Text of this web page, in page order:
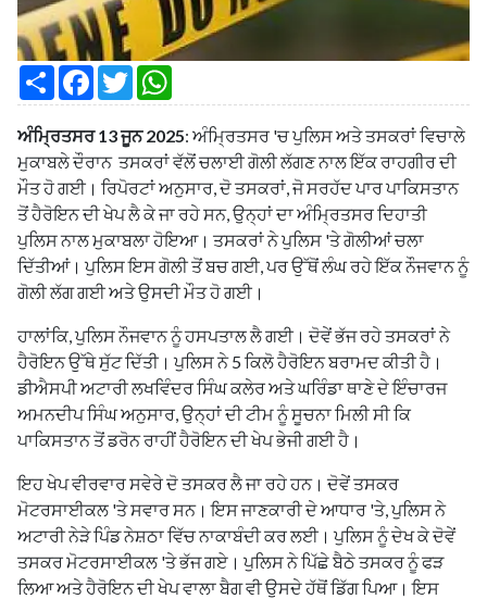
S
a
r
e
F
c
e
b
o
o
T
w
i
t
t
e
r
a
t
s
A
p
p
ਅੰਮ੍ਰਿਤਸਰ 13 ਜੂਨ 2025: ਅੰਮ੍ਰਿਤਸਰ 'ਚ ਪੁਲਿਸ ਅਤੇ ਤਸਕਰਾਂ ਵਿਚਾਲੇ
ਮੁਕਾਬਲੇ ਦੌਰਾਨ ਤਸਕਰਾਂ ਵੱਲੋਂ ਚਲਾਈ ਗੋਲੀ ਲੱਗਣ ਨਾਲ ਇੱਕ ਰਾਹਗੀਰ ਦੀ
ਮੌਤ ਹੋ ਗਈ। ਰਿਪੋਰਟਾਂ ਅਨੁਸਾਰ, ਦੋ ਤਸਕਰਾਂ, ਜੋ ਸਰਹੱਦ ਪਾਰ ਪਾਕਿਸਤਾਨ
ਤੋਂ ਹੈਰੋਇਨ ਦੀ ਖੇਪ ਲੈ ਕੇ ਜਾ ਰਹੇ ਸਨ, ਉਨ੍ਹਾਂ ਦਾ ਅੰਮ੍ਰਿਤਸਰ ਦਿਹਾਤੀ
ਪੁਲਿਸ ਨਾਲ ਮੁਕਾਬਲਾ ਹੋਇਆ। ਤਸਕਰਾਂ ਨੇ ਪੁਲਿਸ 'ਤੇ ਗੋਲੀਆਂ ਚਲਾ
ਦਿੱਤੀਆਂ। ਪੁਲਿਸ ਇਸ ਗੋਲੀ ਤੋਂ ਬਚ ਗਈ, ਪਰ ਉੱਥੋਂ ਲੰਘ ਰਹੇ ਇੱਕ ਨੌਜਵਾਨ ਨੂੰ
ਗੋਲੀ ਲੱਗ ਗਈ ਅਤੇ ਉਸਦੀ ਮੌਤ ਹੋ ਗਈ।
ਹਾਲਾਂਕਿ, ਪੁਲਿਸ ਨੌਜਵਾਨ ਨੂੰ ਹਸਪਤਾਲ ਲੈ ਗਈ। ਦੋਵੇਂ ਭੱਜ ਰਹੇ ਤਸਕਰਾਂ ਨੇ
ਹੈਰੋਇਨ ਉੱਥੇ ਸੁੱਟ ਦਿੱਤੀ। ਪੁਲਿਸ ਨੇ 5 ਕਿਲੋ ਹੈਰੋਇਨ ਬਰਾਮਦ ਕੀਤੀ ਹੈ।
ਡੀਐਸਪੀ ਅਟਾਰੀ ਲਖਵਿੰਦਰ ਸਿੰਘ ਕਲੇਰ ਅਤੇ ਘਰਿੰਡਾ ਥਾਣੇ ਦੇ ਇੰਚਾਰਜ
ਅਮਨਦੀਪ ਸਿੰਘ ਅਨੁਸਾਰ, ਉਨ੍ਹਾਂ ਦੀ ਟੀਮ ਨੂੰ ਸੂਚਨਾ ਮਿਲੀ ਸੀ ਕਿ
ਪਾਕਿਸਤਾਨ ਤੋਂ ਡਰੋਨ ਰਾਹੀਂ ਹੈਰੋਇਨ ਦੀ ਖੇਪ ਭੇਜੀ ਗਈ ਹੈ।
ਇਹ ਖੇਪ ਵੀਰਵਾਰ ਸਵੇਰੇ ਦੋ ਤਸਕਰ ਲੈ ਜਾ ਰਹੇ ਹਨ। ਦੋਵੇਂ ਤਸਕਰ
ਮੋਟਰਸਾਈਕਲ 'ਤੇ ਸਵਾਰ ਸਨ। ਇਸ ਜਾਣਕਾਰੀ ਦੇ ਆਧਾਰ 'ਤੇ, ਪੁਲਿਸ ਨੇ
ਅਟਾਰੀ ਨੇੜੇ ਪਿੰਡ ਨੇਸ਼ਠਾ ਵਿੱਚ ਨਾਕਾਬੰਦੀ ਕਰ ਲਈ। ਪੁਲਿਸ ਨੂੰ ਦੇਖ ਕੇ ਦੋਵੇਂ
ਤਸਕਰ ਮੋਟਰਸਾਈਕਲ 'ਤੇ ਭੱਜ ਗਏ। ਪੁਲਿਸ ਨੇ ਪਿੱਛੇ ਬੈਠੇ ਤਸਕਰ ਨੂੰ ਫੜ
ਲਿਆ ਅਤੇ ਹੈਰੋਇਨ ਦੀ ਖੇਪ ਵਾਲਾ ਬੈਗ ਵੀ ਉਸਦੇ ਹੱਥੋਂ ਡਿੱਗ ਪਿਆ। ਇਸ